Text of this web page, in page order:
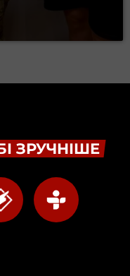
ЗРУЧНІШЕ